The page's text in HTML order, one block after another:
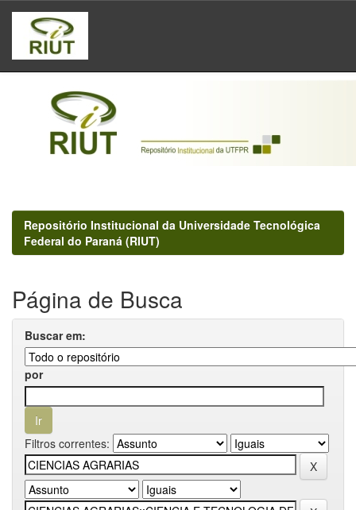
Skip
navigation
Repositório Institucional da Universidade Tecnológica
Federal do Paraná (RIUT)
Página de Busca
Buscar em:
por
Filtros correntes: